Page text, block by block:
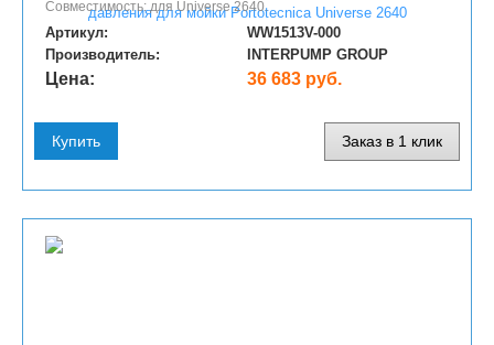
Совместимость: для Universe 2640.
Артикул:
WW1513V-000
Производитель:
INTERPUMP GROUP
Цена: 36 683 руб.
Купить Заказ в 1 клик